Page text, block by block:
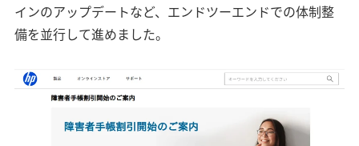
インのアップデートなど、エンドツーエンドでの体制整
備を並行して進めました。